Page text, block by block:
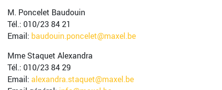
M. Poncelet Baudouin
Tél.: 010/23 84 21
Email: baudouin.poncelet@maxel.be
Mme Staquet Alexandra
Tél.: 010/23 84 29
Email: alexandra.staquet@maxel.be